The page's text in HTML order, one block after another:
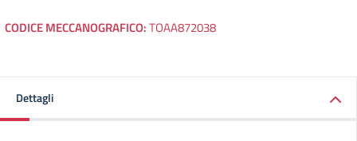
CODICE MECCANOGRAFICO:TOAA872038
Dettagli